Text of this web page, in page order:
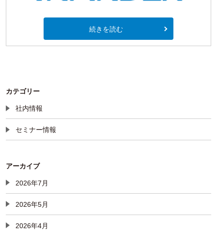
続きを読む
カテゴリー
社内情報
セミナー情報
アーカイブ
2026年7月
2026年5月
2026年4月